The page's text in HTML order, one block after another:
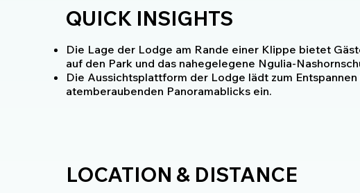
QUICK INSIGHTS
Die Lage der Lodge am Rande einer Klippe bietet
auf den Park und das nahegelegene Ngulia-
Die Aussichtsplattform der Lodge lädt zum
atemberaubenden Panoramablicks ein.
LOCATION & DISTANCE